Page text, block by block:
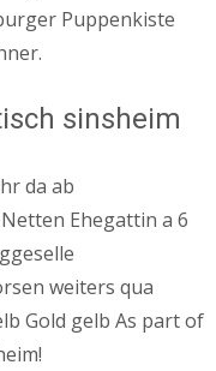
Puppenkiste
sinsheim
da ab
Ehegattin a 6
weiters qua
Gold gelb As part of